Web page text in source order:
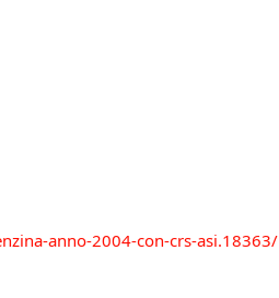
anno-2004-con-crs-asi.18363/